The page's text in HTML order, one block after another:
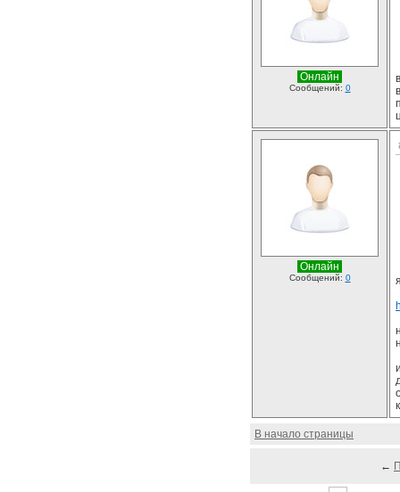
Онлайн
Сообщений: 0
Онлайн
Сообщений: 0
В начало страницы
←